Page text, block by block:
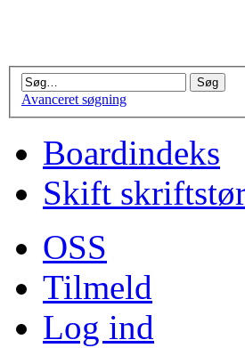
Avanceret søgning
Boardindeks
Skift
OSS
Tilmeld
Log ind